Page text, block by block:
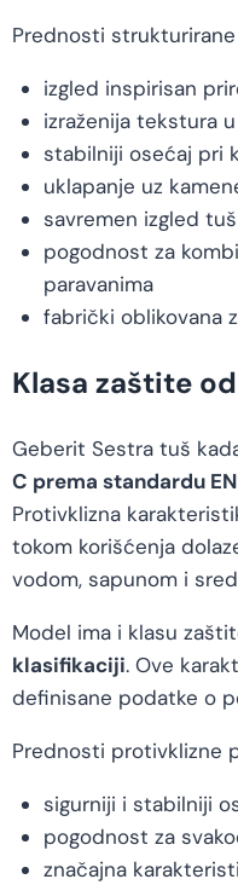
Prednosti
izgled inspirisan
izraženija tekstura
stabilniji osećaj pri
uklapanje uz
savremen izgled
pogodnost za
paravanima
fabrički oblikovana
Klasa zaštite
Geberit Sestra tuš
C prema standardu EN
Protivklizna
tokom korišćenja
vodom, sapunom i
Model ima i klasu
klasifikaciji. Ove
definisane podatke o
Prednosti protivklizne
sigurniji i stabilniji
pogodnost za
značajna